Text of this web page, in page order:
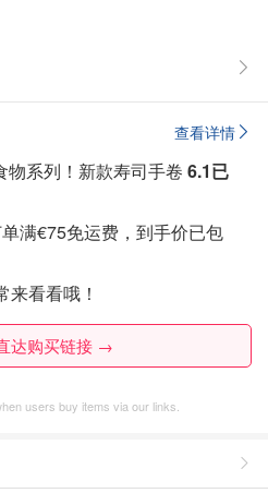
查看详情
物系列！新款寿司手卷 6.1已
满€75免运费，到手价已包
看看哦！
达购买链接 →
users buy items via our links.